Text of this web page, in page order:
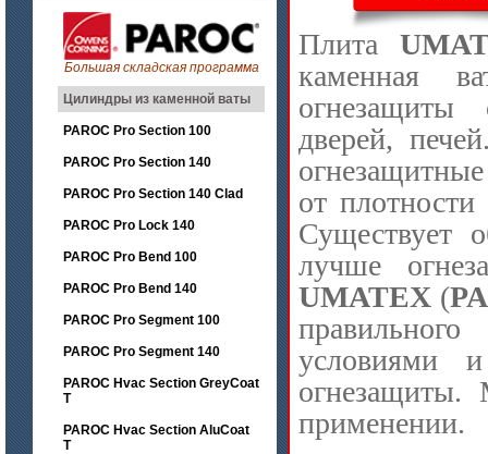
Большая складская программа
Цилиндры из каменной ваты
PAROC Pro Section 100
PAROC Pro Section 140
PAROC Pro Section 140 Clad
PAROC Pro Lock 140
PAROC Pro Bend 100
PAROC Pro Bend 140
PAROC Pro Segment 100
PAROC Pro Segment 140
PAROC Hvac Section GreyCoat
T
PAROC Hvac Section AluCoat
T
Плита
каменная
огнезащиты
дверей,
от
Существует
лучше
UMATEX (
условиями и
огнезащиты.
применении.